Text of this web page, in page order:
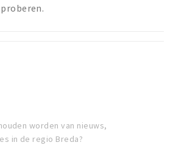
worden van nieuws,
in de regio Breda?